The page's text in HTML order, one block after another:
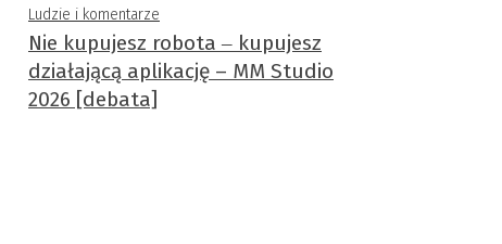
Ludzie i komentarze
Nie kupujesz robota ‒ kupujesz
działającą aplikację – MM Studio
2026 [debata]